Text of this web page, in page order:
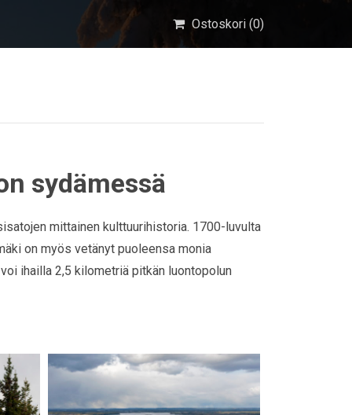
Ostoskori (0)
sydämessä
mittainen kulttuurihistoria. 1700-luvulta
on myös vetänyt puoleensa monia
ihailla 2,5 kilometriä pitkän luontopolun